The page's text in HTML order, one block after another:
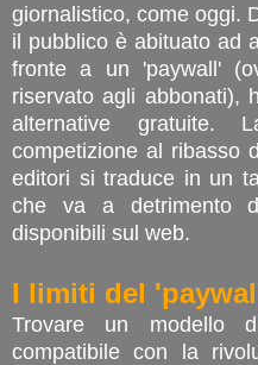
giornalistico, come oggi.
il pubblico è abituato ad
fronte a un 'paywall'
riservato agli abbonati),
alternative gratuite.
competizione al ribasso
editori si traduce in un
che va a detrimento
disponibili sul web.
I limiti del
Trovare un modello
compatibile con la